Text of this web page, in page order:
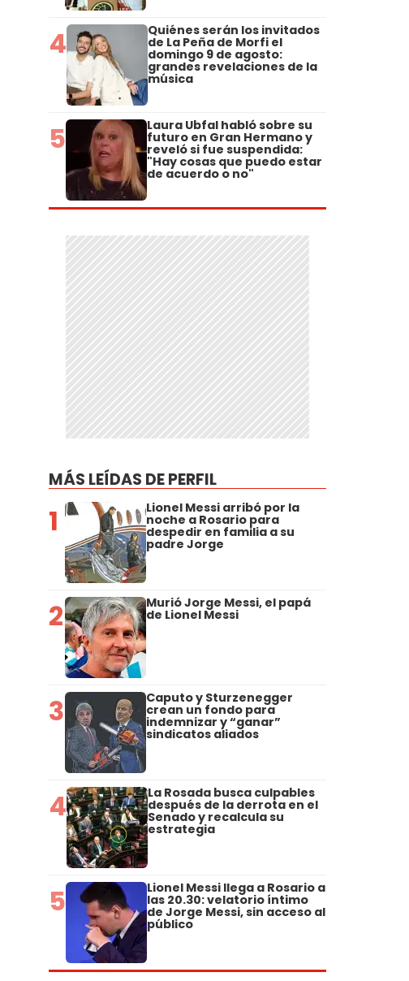
4 Quiénes serán los invitados
de La Peña de Morfi el
domingo 9 de agosto:
grandes revelaciones de la
música
5 Laura Ubfal habló sobre su
futuro en Gran Hermano y
reveló si fue suspendida:
"Hay cosas que puedo estar
de acuerdo o no"
MÁS LEÍDAS DE PERFIL
1 Lionel Messi arribó por la
noche a Rosario para
despedir en familia a su
padre Jorge
2 Murió Jorge Messi, el papá
de Lionel Messi
3 Caputo y Sturzenegger
crean un fondo para
indemnizar y “ganar”
sindicatos aliados
4 La Rosada busca culpables
después de la derrota en el
Senado y recalcula su
estrategia
5 Lionel Messi llega a Rosario a
las 20.30: velatorio íntimo
de Jorge Messi, sin acceso al
público